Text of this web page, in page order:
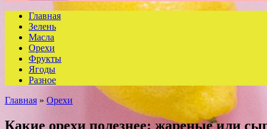
Главная
Зелень
Масла
Орехи
Фрукты
Ягоды
Разное
Главная » Орехи
Какие орехи полезнее: жареные или